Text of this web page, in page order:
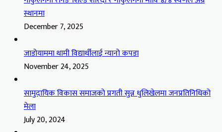
स्थानमा
December 7, 2025
जाडोयाममा थामी विद्यार्थीलाई न्यानो कपडा
November 24, 2025
सामुदायिक विकास समाजको प्रगती सुन्न धुलिखेलमा जनप्रतिनिधिको
मेला
July 20, 2024